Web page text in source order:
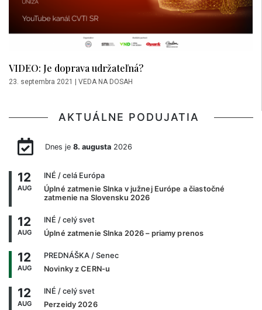
VIDEO: Je doprava udržateľná?
23. septembra 2021 | VEDA NA DOSAH
AKTUÁLNE PODUJATIA
Dnes je 8. augusta2026
12
AUG
INÉ / celá Európa
Úplné zatmenie Slnka v južnej Európe a čiastočné
zatmenie na Slovensku 2026
12
AUG
INÉ / celý svet
Úplné zatmenie Slnka 2026 – priamy prenos
12
AUG
PREDNÁŠKA / Senec
Novinky z CERN-u
12
AUG
INÉ / celý svet
Perzeidy 2026